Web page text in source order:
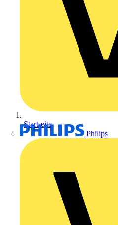
Philips
Startseite